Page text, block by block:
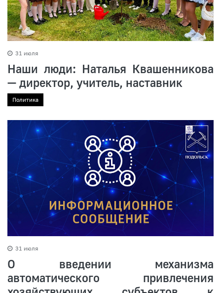
31 июля
Наши люди: Наталья Квашенникова
— директор, учитель, наставник
Политика
31 июля
О введении механизма
автоматического привлечения